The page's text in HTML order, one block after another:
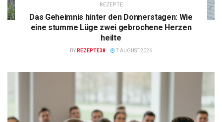
REZEPTE
Das Geheimnis hinter den Donnerstagen: Wie
eine stumme Lüge zwei gebrochene Herzen
heilte
BY REZEPTE38 7 AUGUST 2026